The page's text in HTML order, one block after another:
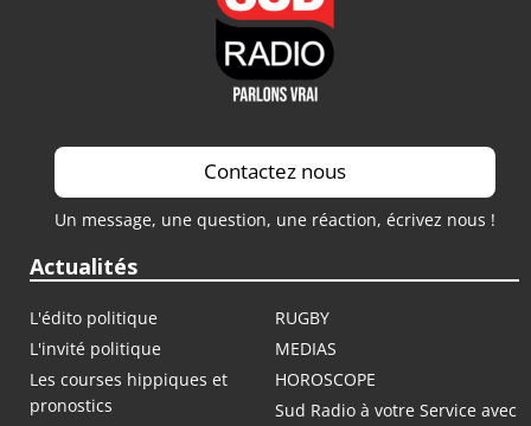
Contactez nous
Un message, une question, une réaction, écrivez nous !
Actualités
L'édito politique
RUGBY
L'invité politique
MEDIAS
Les courses hippiques et
pronostics
HOROSCOPE
Sud Radio à votre Service avec